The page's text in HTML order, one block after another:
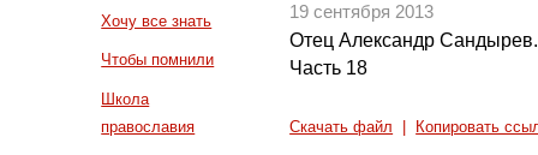
Хочу все знать
Чтобы помнили
Школа
православия
19 сентября 2013
Отец Александр
Часть 18
Скачать файл Копировать